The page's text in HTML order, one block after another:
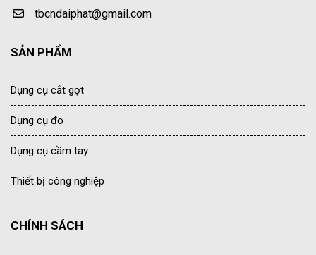
tbcndaiphat@gmail.com
SẢN PHẨM
Dụng cụ cắt gọt
Dụng cụ đo
Dụng cụ cầm tay
Thiết bị công nghiệp
CHÍNH SÁCH